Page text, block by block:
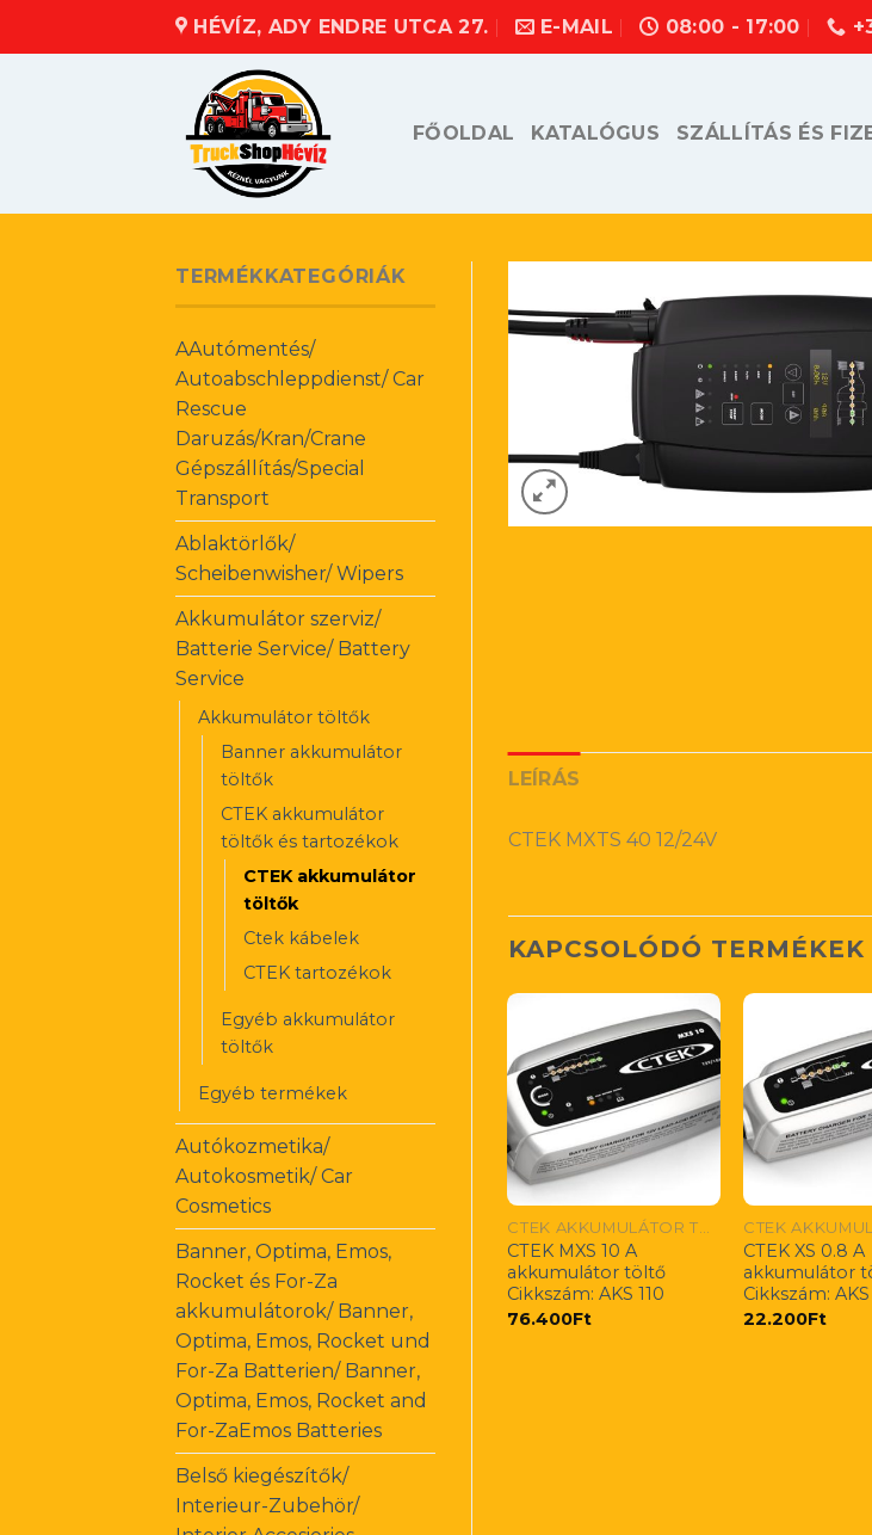
HÉVÍZ, ADY ENDRE UTCA 27. E-MAIL 08:00 - 17:00
FŐOLDAL KATALÓGUS SZÁLLÍTÁS ÉS
TERMÉKKATEGÓRIÁK
AAutómentés/
Autoabschleppdienst/ Car
Rescue
Daruzás/Kran/Crane
Gépszállítás/Special
Transport
Ablaktörlők/
Scheibenwisher/ Wipers
Akkumulátor szerviz/
Batterie Service/ Battery
Service
Akkumulátor töltők
Banner akkumulátor
töltők
CTEK akkumulátor
töltők és tartozékok
CTEK akkumulátor
töltők
Ctek kábelek
CTEK tartozékok
Egyéb akkumulátor
töltők
Egyéb termékek
Autókozmetika/
Autokosmetik/ Car
Cosmetics
Banner, Optima, Emos,
Rocket és For-Za
akkumulátorok/ Banner,
Optima, Emos, Rocket und
For-Za Batterien/ Banner,
Optima, Emos, Rocket and
For-ZaEmos Batteries
Belső kiegészítők/
Interieur-Zubehör/
LEÍRÁS
CTEK MXTS 40 12/24V
KAPCSOLÓDÓ TERMÉKEK
CTEK AKKUMULÁTOR TÖLTŐK
CTEK MXS 10 A
akkumulátor töltő
Cikkszám: AKS 110
76.400Ft
CTEK XS 0.8 A
akkumulátor
Cikkszám: AKS
22.200Ft